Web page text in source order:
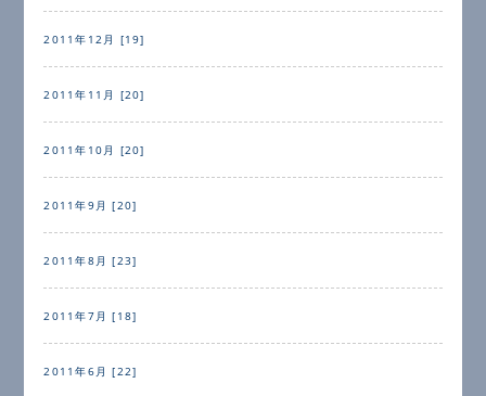
2011年12月 [19]
2011年11月 [20]
2011年10月 [20]
2011年9月 [20]
2011年8月 [23]
2011年7月 [18]
2011年6月 [22]